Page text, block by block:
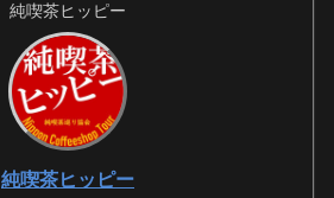
純喫茶ヒッピー
純喫茶ヒッピー